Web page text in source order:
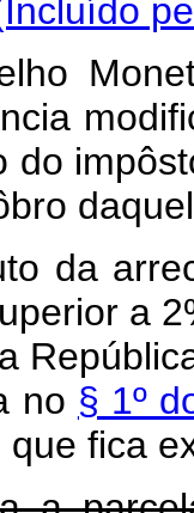
do
da
a
no § 1º
que fica